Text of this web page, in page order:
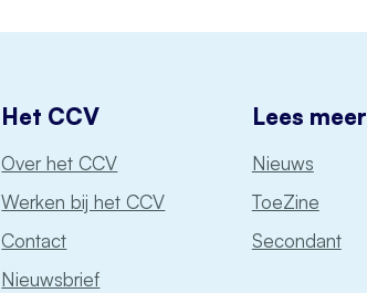
Het CCV
Over het CCV
Werken bij het CCV
Contact
Nieuwsbrief
Lees meer
Nieuws
ToeZine
Secondant